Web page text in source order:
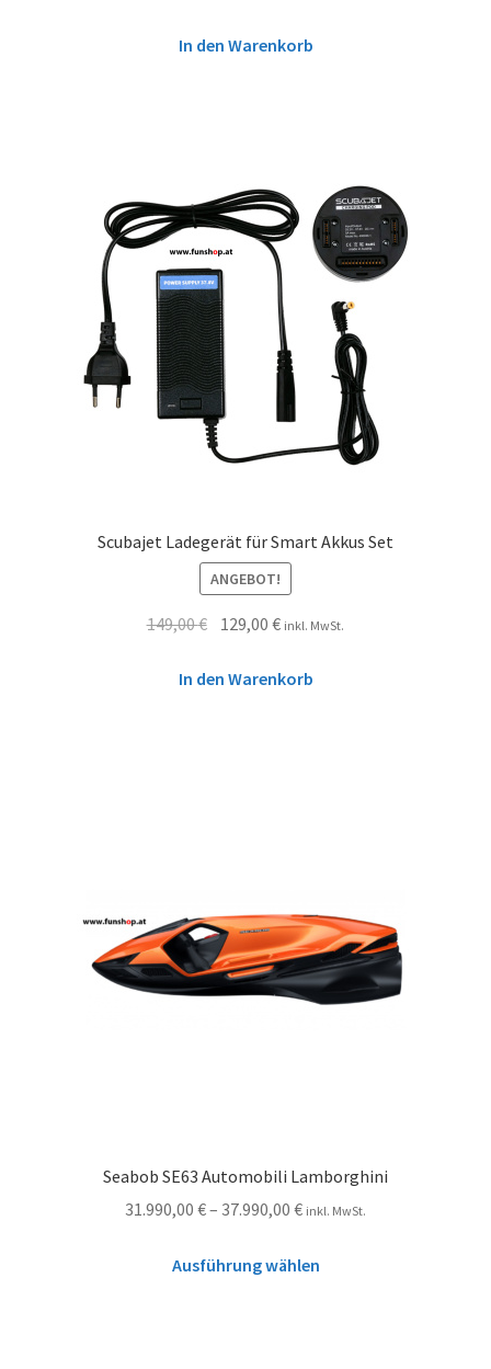
In den Warenkorb
Scubajet Ladegerät für Smart Akkus Set
ANGEBOT!
149,00€ 129,00€ inkl. MwSt.
In den Warenkorb
Seabob SE63 Automobili Lamborghini
31.990,00 €– 37.990,00 € inkl. MwSt.
Ausführung wählen